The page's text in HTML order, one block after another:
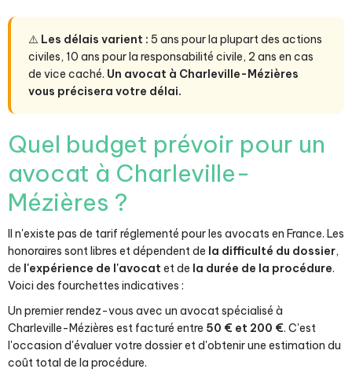
⚠️ Les délais varient : 5 ans pour la plupart des actions
civiles, 10 ans pour la responsabilité civile, 2 ans en cas
de vice caché. Un avocat à Charleville-Mézières
vous précisera votre délai.
Quel budget prévoir pour un
avocat à Charleville-
Mézières ?
Il n'existe pas de tarif réglementé pour les avocats en France. Les
honoraires sont libres et dépendent de la difficulté du dossier,
de l'expérience de l'avocat et de la durée de la procédure.
Voici des fourchettes indicatives :
Un premier rendez-vous avec un avocat spécialisé à
Charleville-Mézières est facturé entre 50 € et 200 €. C'est
l'occasion d'évaluer votre dossier et d'obtenir une estimation du
coût total de la procédure.